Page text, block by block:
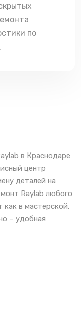
по
в Краснодаре
центр
деталей на
Raylab любого
в мастерской,
– удобная